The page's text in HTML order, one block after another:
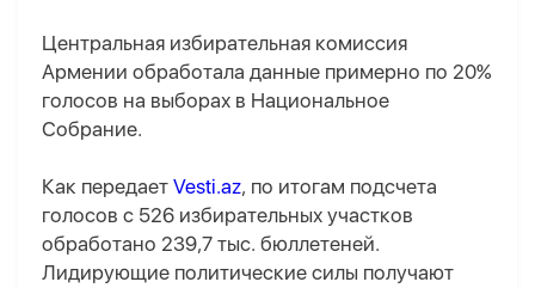
Центральная избирательная комиссия
Армении обработала данные примерно по 20%
голосов на выборах в Национальное
Собрание.
Как передает Vesti.az, по итогам подсчета
голосов с 526 избирательных участков
обработано 239,7 тыс. бюллетеней.
Лидирующие политические силы получают